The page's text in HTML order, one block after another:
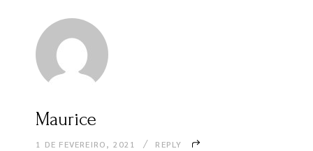
Maurice
1 DE FEVEREIRO, 2021 REPLY